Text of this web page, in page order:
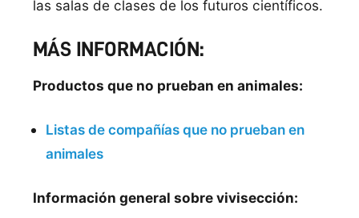
las salas de clases de los futuros cientí­ficos.
MÁS INFORMACIÓN:
Productos que no prueban en animales:
Listas de compañí­as que no prueban en
animales
Información general sobre vivisección: